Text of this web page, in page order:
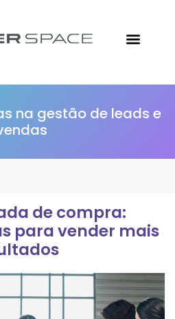
na gestão de leads e
de compra:
para vender mais